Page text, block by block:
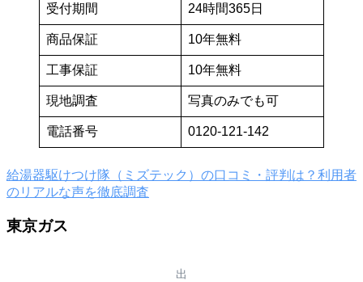
受付期間 24時間365日
商品保証 10年無料
工事保証 10年無料
現地調査 写真のみでも可
電話番号 0120-121-142
給湯器駆けつけ隊（ミズテック）の口コミ・評判は？利用者
のリアルな声を徹底調査
東京ガス
出